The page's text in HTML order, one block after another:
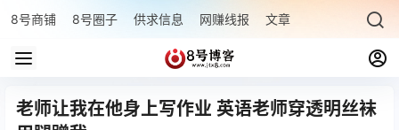
8号商铺 8号圈子 供求信息 网赚线报 文章专题 最新文章
老师让我在他身上写作业 英语老师穿透明丝袜